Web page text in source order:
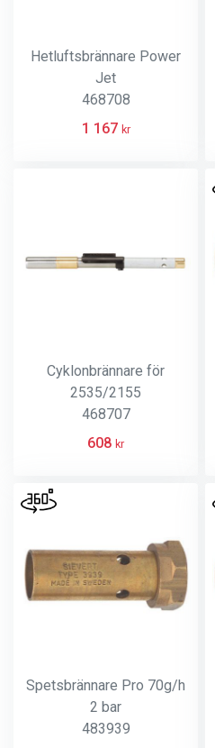
Hetluftsbrännare Power
Jet
468708
1 167 kr
Cyklonbrännare för
2535/2155
468707
608 kr
Spetsbrännare Pro 70g/h
2 bar
483939